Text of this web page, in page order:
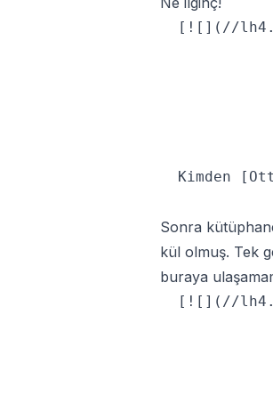
[![](//
Kimden
Sonra
kül olmuş. Tek
buraya
[![](//